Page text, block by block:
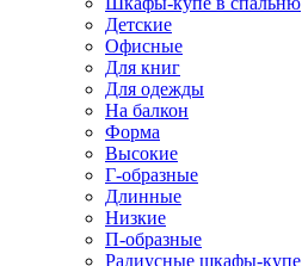
Детские
Офисные
Для книг
Для одежды
На балкон
Форма
Высокие
Г-образные
Длинные
Низкие
П-образные
Радиусные шкафы-купе